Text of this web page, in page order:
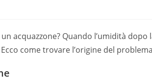
acquazzone? Quando l’umidità
come trovare l’origine del